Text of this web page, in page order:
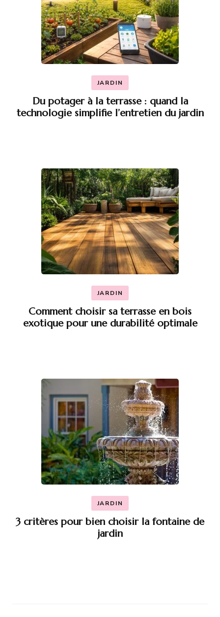
JARDIN
Du potager à la terrasse : quand la
technologie simplifie l’entretien du jardin
JARDIN
Comment choisir sa terrasse en bois
exotique pour une durabilité optimale
JARDIN
3 critères pour bien choisir la fontaine de
jardin